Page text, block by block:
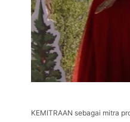
KEMITRAAN sebagai mitra